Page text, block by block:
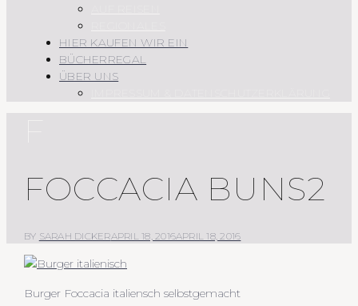
HIER KAUFEN WIR EIN
BÜCHERREGAL
ÜBER UNS
FOCCACIA BUNS2
BY SARAH DICKERAPRIL 18, 2016APRIL 18, 2016
Burger Foccacia italiensch selbstgemacht